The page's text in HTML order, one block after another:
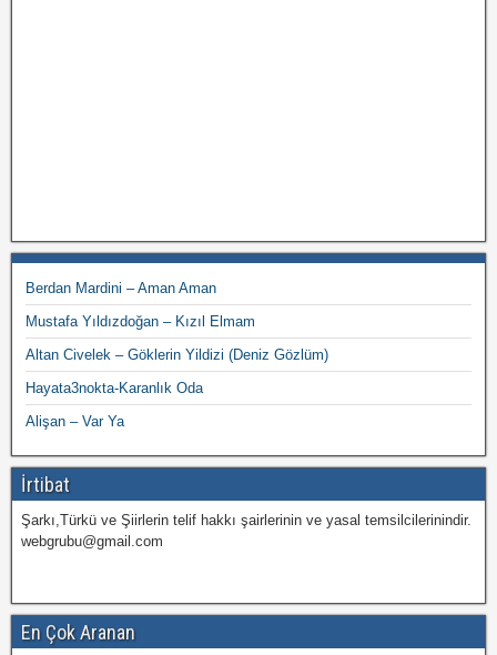
Berdan Mardini – Aman Aman
Mustafa Yıldızdoğan – Kızıl Elmam
Altan Civelek – Göklerin Yildizi (Deniz Gözlüm)
Hayata3nokta-Karanlık Oda
Alişan – Var Ya
İrtibat
Şarkı,Türkü ve Şiirlerin telif hakkı şairlerinin ve yasal temsilcilerinindir.
webgrubu@gmail.com
En Çok Aranan